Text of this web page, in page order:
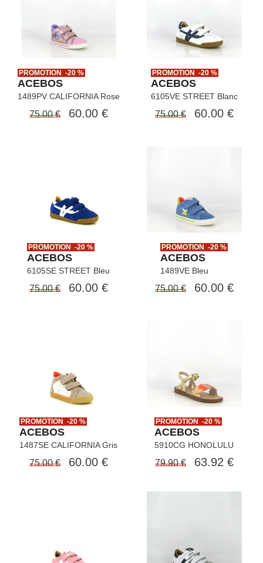
PROMOTION -20 %
ACEBOS
1489PV CALIFORNIA Rose
75.00 € 60.00 €
PROMOTION -20 %
ACEBOS
6105VE STREET Blanc
75.00 € 60.00 €
PROMOTION -20 %
ACEBOS
6105SE STREET Bleu
75.00 € 60.00 €
PROMOTION -20 %
ACEBOS
1489VE Bleu
75.00 € 60.00 €
PROMOTION -20 %
ACEBOS
1487SE CALIFORNIA Gris
75.00 € 60.00 €
PROMOTION -20 %
ACEBOS
5910CG HONOLULU
79.90 € 63.92 €